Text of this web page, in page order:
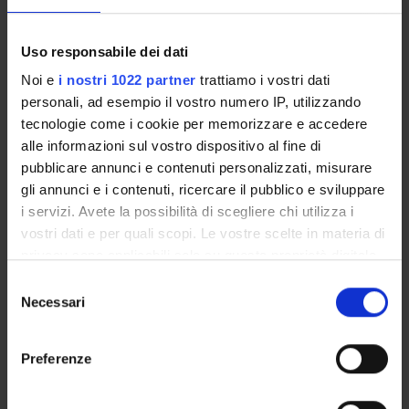
Uso responsabile dei dati
Noi e i nostri 1022 partner trattiamo i vostri dati
personali, ad esempio il vostro numero IP, utilizzando
tecnologie come i cookie per memorizzare e accedere
alle informazioni sul vostro dispositivo al fine di
pubblicare annunci e contenuti personalizzati, misurare
gli annunci e i contenuti, ricercare il pubblico e sviluppare
i servizi. Avete la possibilità di scegliere chi utilizza i
vostri dati e per quali scopi. Le vostre scelte in materia di
modificare o revocare il proprio consenso in qualsiasi
momento dalla Dichiarazione sui cookie o facendo clic
delNecessari
Preferenze
ACTIVITIES
RESEARCH AREAS
RESEARCH FACILITIES
LIBRARIES
RESEARCH CENTRES